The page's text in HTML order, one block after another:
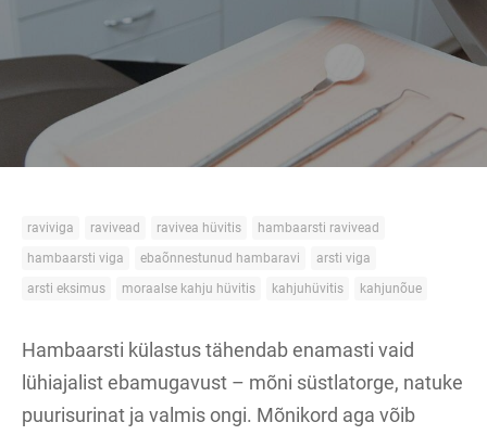
raviviga ravivead ravivea hüvitis
hambaarsti ravivead
hambaarsti viga
ebaõnnestunud hambaravi
arsti viga
arsti eksimus
moraalse kahju hüvitis kahjuhüvitis kahjunõue
Hambaarsti külastus tähendab enamasti vaid
lühiajalist ebamugavust – mõni süstlatorge, natuke
puurisurinat ja valmis ongi. Mõnikord aga võib